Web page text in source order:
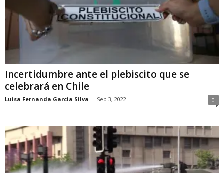
Incertidumbre ante el plebiscito que se
celebrará en Chile
Luisa Fernanda Garcia Silva - Sep 3, 2022 0